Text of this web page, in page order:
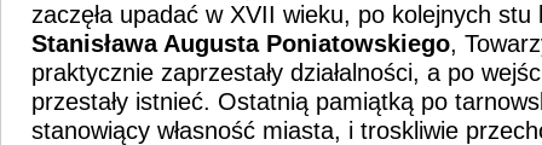
zaczęła upadać w XVII wieku, po kolejnych
Stanisława Augusta Poniatowskiego,
praktycznie zaprzestały działalności, a po
przestały istnieć. Ostatnią pamiątką po
stanowiący własność miasta, i troskliwie